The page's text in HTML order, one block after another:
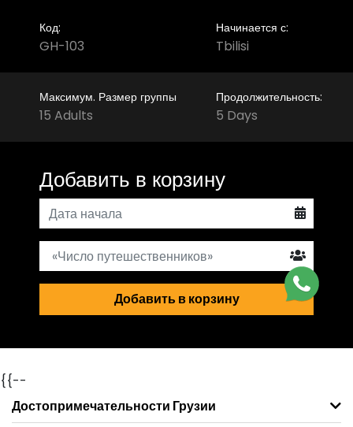
Код:
GH-103
Начинается с:
Tbilisi
Максимум. Размер группы
15 Adults
Продолжительность:
5 Days
Добавить в корзину
Добавить в корзину
{{--
Достопримечательности Грузии